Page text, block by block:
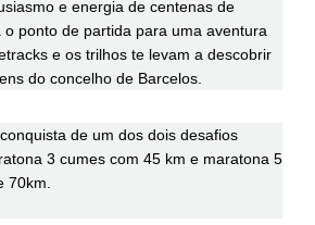
e energia de centenas de
o ponto de partida para uma aventura
e os trilhos te levam a descobrir
do concelho de Barcelos.
de um dos dois desafios
3 cumes com 45 km e maratona 5
70km.